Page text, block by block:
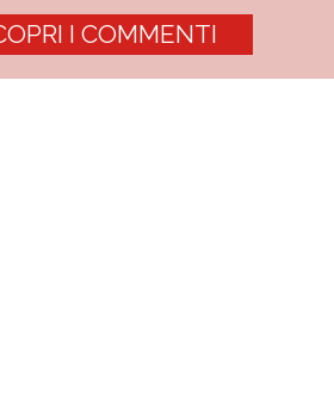
I COMMENTI